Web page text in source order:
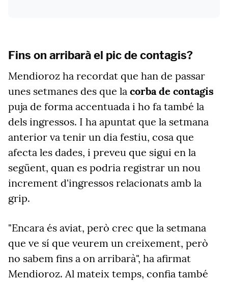
Fins on arribarà el pic de contagis?
Mendioroz ha recordat que han de passar
unes setmanes des que la corba de contagis
puja de forma accentuada i ho fa també la
dels ingressos. I ha apuntat que la setmana
anterior va tenir un dia festiu, cosa que
afecta les dades, i preveu que sigui en la
següent, quan es podria registrar un nou
increment d'ingressos relacionats amb la
grip.
"Encara és aviat, però crec que la setmana
que ve sí que veurem un creixement, però
no sabem fins a on arribarà", ha afirmat
Mendioroz. Al mateix temps, confia també